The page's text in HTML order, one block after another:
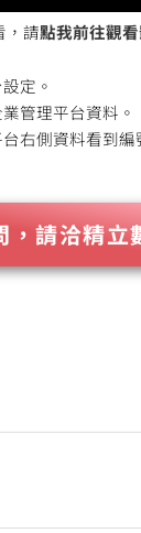
，請點我前往觀
定。
管理平台資料。
右側資料看到編
，請洽精立